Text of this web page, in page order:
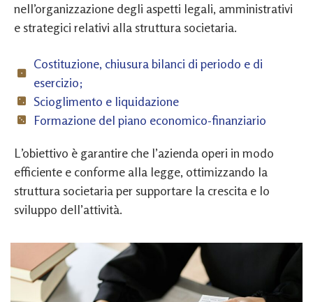
nell’organizzazione degli aspetti legali, amministrativi
e strategici relativi alla struttura societaria.
Costituzione, chiusura bilanci di periodo e di
esercizio;
Scioglimento e liquidazione
Formazione del piano economico-finanziario
L’obiettivo è garantire che l’azienda operi in modo
efficiente e conforme alla legge, ottimizzando la
struttura societaria per supportare la crescita e lo
sviluppo dell’attività.